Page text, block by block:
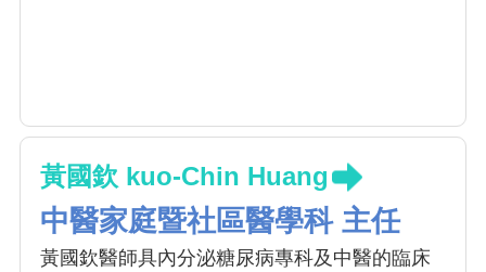
黃國欽 kuo-Chin Huang
中醫家庭暨社區醫學科 主任
黃國欽醫師具內分泌糖尿病專科及中醫的臨床